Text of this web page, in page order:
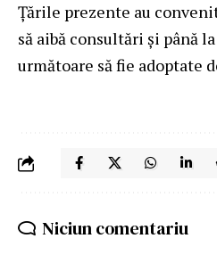
Țările prezente au
să aibă consultări și până
următoare să fie adoptate
Niciun comentariu